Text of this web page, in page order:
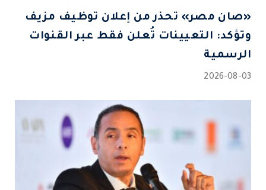
«صان مصر» تحذر من إعلان توظيف مزيف
وتؤكد: التعيينات تُعلن فقط عبر القنوات
الرسمية
2026-08-03